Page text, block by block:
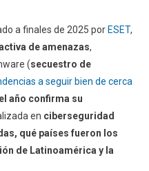
a finales de 2025 por ESET,
de amenazas,
(secuestro de
a seguir bien de cerca
año confirma su
en ciberseguridad
qué países fueron los
de Latinoamérica y la